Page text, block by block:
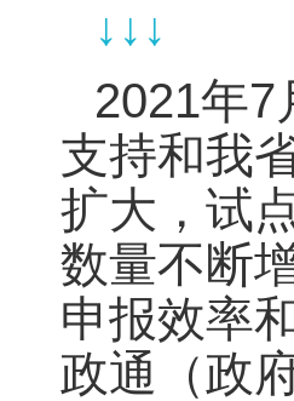
↓↓↓
2021年7
支持和我
扩大，试
数量不断
申报效率
政通（政